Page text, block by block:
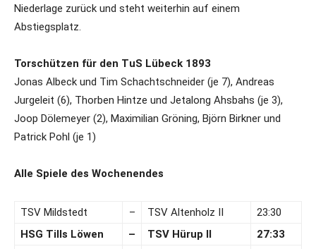
Niederlage zurück und steht weiterhin auf einem
Abstiegsplatz.
Torschützen für den TuS Lübeck 1893
Jonas Albeck und Tim Schachtschneider (je 7), Andreas
Jurgeleit (6), Thorben Hintze und Jetalong Ahsbahs (je 3),
Joop Dölemeyer (2), Maximilian Gröning, Björn Birkner und
Patrick Pohl (je 1)
Alle Spiele des Wochenendes
TSV Mildstedt – TSV Altenholz II
23:30
HSG Tills Löwen
– TSV Hürup II
27:33